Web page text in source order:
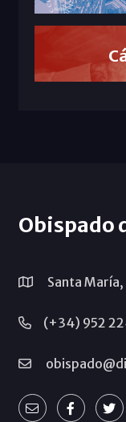
Obispado
Santa
(+34) 952